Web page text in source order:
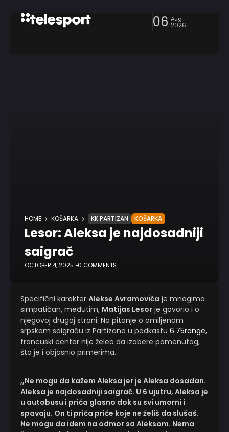
06 Aug
2026
HOME KOŠARKA KK PARTIZAN KOŠARKA
Lesor: Aleksa je najdosadniji
saigrač
OCTOBER 4, 2025 0 COMMENTS
Specifični karakter Alekse Avramovića je mnogima
simpatičan, međutim, Matijas Lesor je govorio i o
njegovoj drugoj strani. Na pitanje o omiljenom
srpskom saigraču iz Partizana u podkastu 6.75range,
francuski centar nije želeo da izabere pomenutog,
što je i objasnio primerima.
,,Ne mogu da kažem Aleksa jer je Aleksa dosadan.
Aleksa je najdosadniji saigrač. U 6 ujutru, Aleksa je
u autobusu i priča glasno dok su svi umorni i
spavaju. On ti priča priče koje ne želiš da slušaš.
Ne mogu da idem na odmor sa Aleksom. Nema